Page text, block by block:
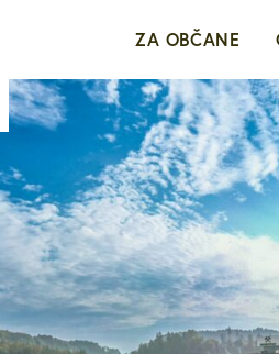
ZA OBČANE
Sporočila za
e-VLOŽIŠČE
Javne objave
Brezplačni